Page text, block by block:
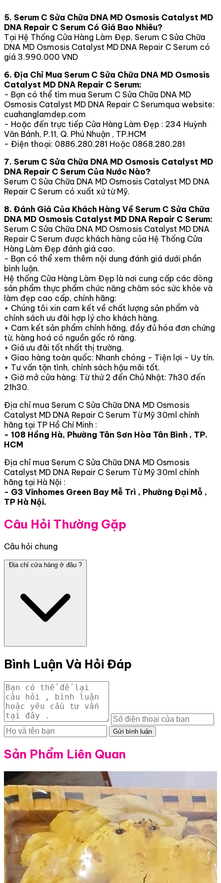
5. Serum C Sửa Chữa DNA MD Osmosis Catalyst MD
DNA Repair C Serum Có Giá Bao Nhiêu?
Tại Hệ Thống Cửa Hàng Làm Đẹp, Serum C Sửa Chữa
DNA MD Osmosis Catalyst MD DNA Repair C Serum có
giá 3.990.000 VND
6. Địa Chỉ Mua Serum C Sửa Chữa DNA MD Osmosis
Catalyst MD DNA Repair C Serum:
- Bạn có thể tìm mua Serum C Sửa Chữa DNA MD
Osmosis Catalyst MD DNA Repair C Serumqua website:
cuahanglamdep.com
- Hoặc đến trực tiếp Cửa Hàng Làm Đẹp : 234 Huỳnh
Văn Bánh, P.11, Q. Phú Nhuận , TP.HCM
- Điện thoại: 0886.280.281 Hoặc 0868.280.281
7. Serum C Sửa Chữa DNA MD Osmosis Catalyst MD
DNA Repair C Serum Của Nước Nào?
Serum C Sửa Chữa DNA MD Osmosis Catalyst MD DNA
Repair C Serum có xuất xứ từ Mỹ.
8. Đánh Giá Của Khách Hàng Về Serum C Sửa Chữa
DNA MD Osmosis Catalyst MD DNA Repair C Serum:
Serum C Sửa Chữa DNA MD Osmosis Catalyst MD DNA
Repair C Serum được khách hàng của Hệ Thống Cửa
Hàng Làm Đẹp đánh giá cao.
- Bạn có thể xem thêm nội dung đánh giá dưới phần
bình luận.
Hệ thống Cửa Hàng Làm Đẹp là nơi cung cấp các dòng
sản phẩm thực phẩm chức năng chăm sóc sức khỏe và
làm đẹp cao cấp, chính hãng:
+ Chúng tôi xin cam kết về chất lượng sản phẩm và
chính sách ưu đãi hợp lý cho khách hàng.
+ Cam kết sản phẩm chính hãng, đầy đủ hóa đơn chứng
từ, hàng hoá có nguồn gốc rõ ràng.
+ Giá ưu đãi tốt nhất thị trường.
+ Giao hàng toàn quốc: Nhanh chóng - Tiện lợi - Uy tín.
+ Tư vấn tận tình, chính sách hậu mãi tốt.
+ Giờ mở cửa hàng: Từ thứ 2 đến Chủ Nhật: 7h30 đến
21h30.
Địa chỉ mua Serum C Sửa Chữa DNA MD Osmosis
Catalyst MD DNA Repair C Serum Từ Mỹ 30ml chính
hãng tại TP Hồ Chí Minh :
- 108 Hồng Hà, Phường Tân Sơn Hòa Tân Bình , TP.
HCM
Địa chỉ mua Serum C Sửa Chữa DNA MD Osmosis
Catalyst MD DNA Repair C Serum Từ Mỹ 30ml chính
hãng tại Hà Nội :
- G3 Vinhomes Green Bay Mễ Trì , Phường Đại Mỗ ,
TP Hà Nội.
Câu Hỏi Thường Gặp
Câu hỏi chung
Địa chỉ cửa hàng ở đâu ?
Bình Luận Và Hỏi Đáp
Gửi bình luận
Sản Phẩm Liên Quan